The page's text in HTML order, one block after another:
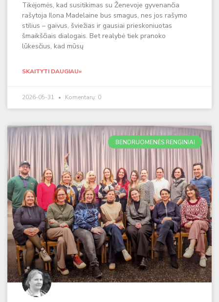
Tikėjomės, kad susitikimas su Ženevoje gyvenančia
rašytoja Ilona Madelaine bus smagus, nes jos rašymo
stilius – gaivus, šviežias ir gausiai prieskoniuotas
šmaikščiais dialogais. Bet realybė tiek pranoko
lūkesčius, kad mūsų
SKAITYTI DAUGIAU»
2026-05-31 Komentarų: 0
BENDRUOMENĖS RENGINIAI